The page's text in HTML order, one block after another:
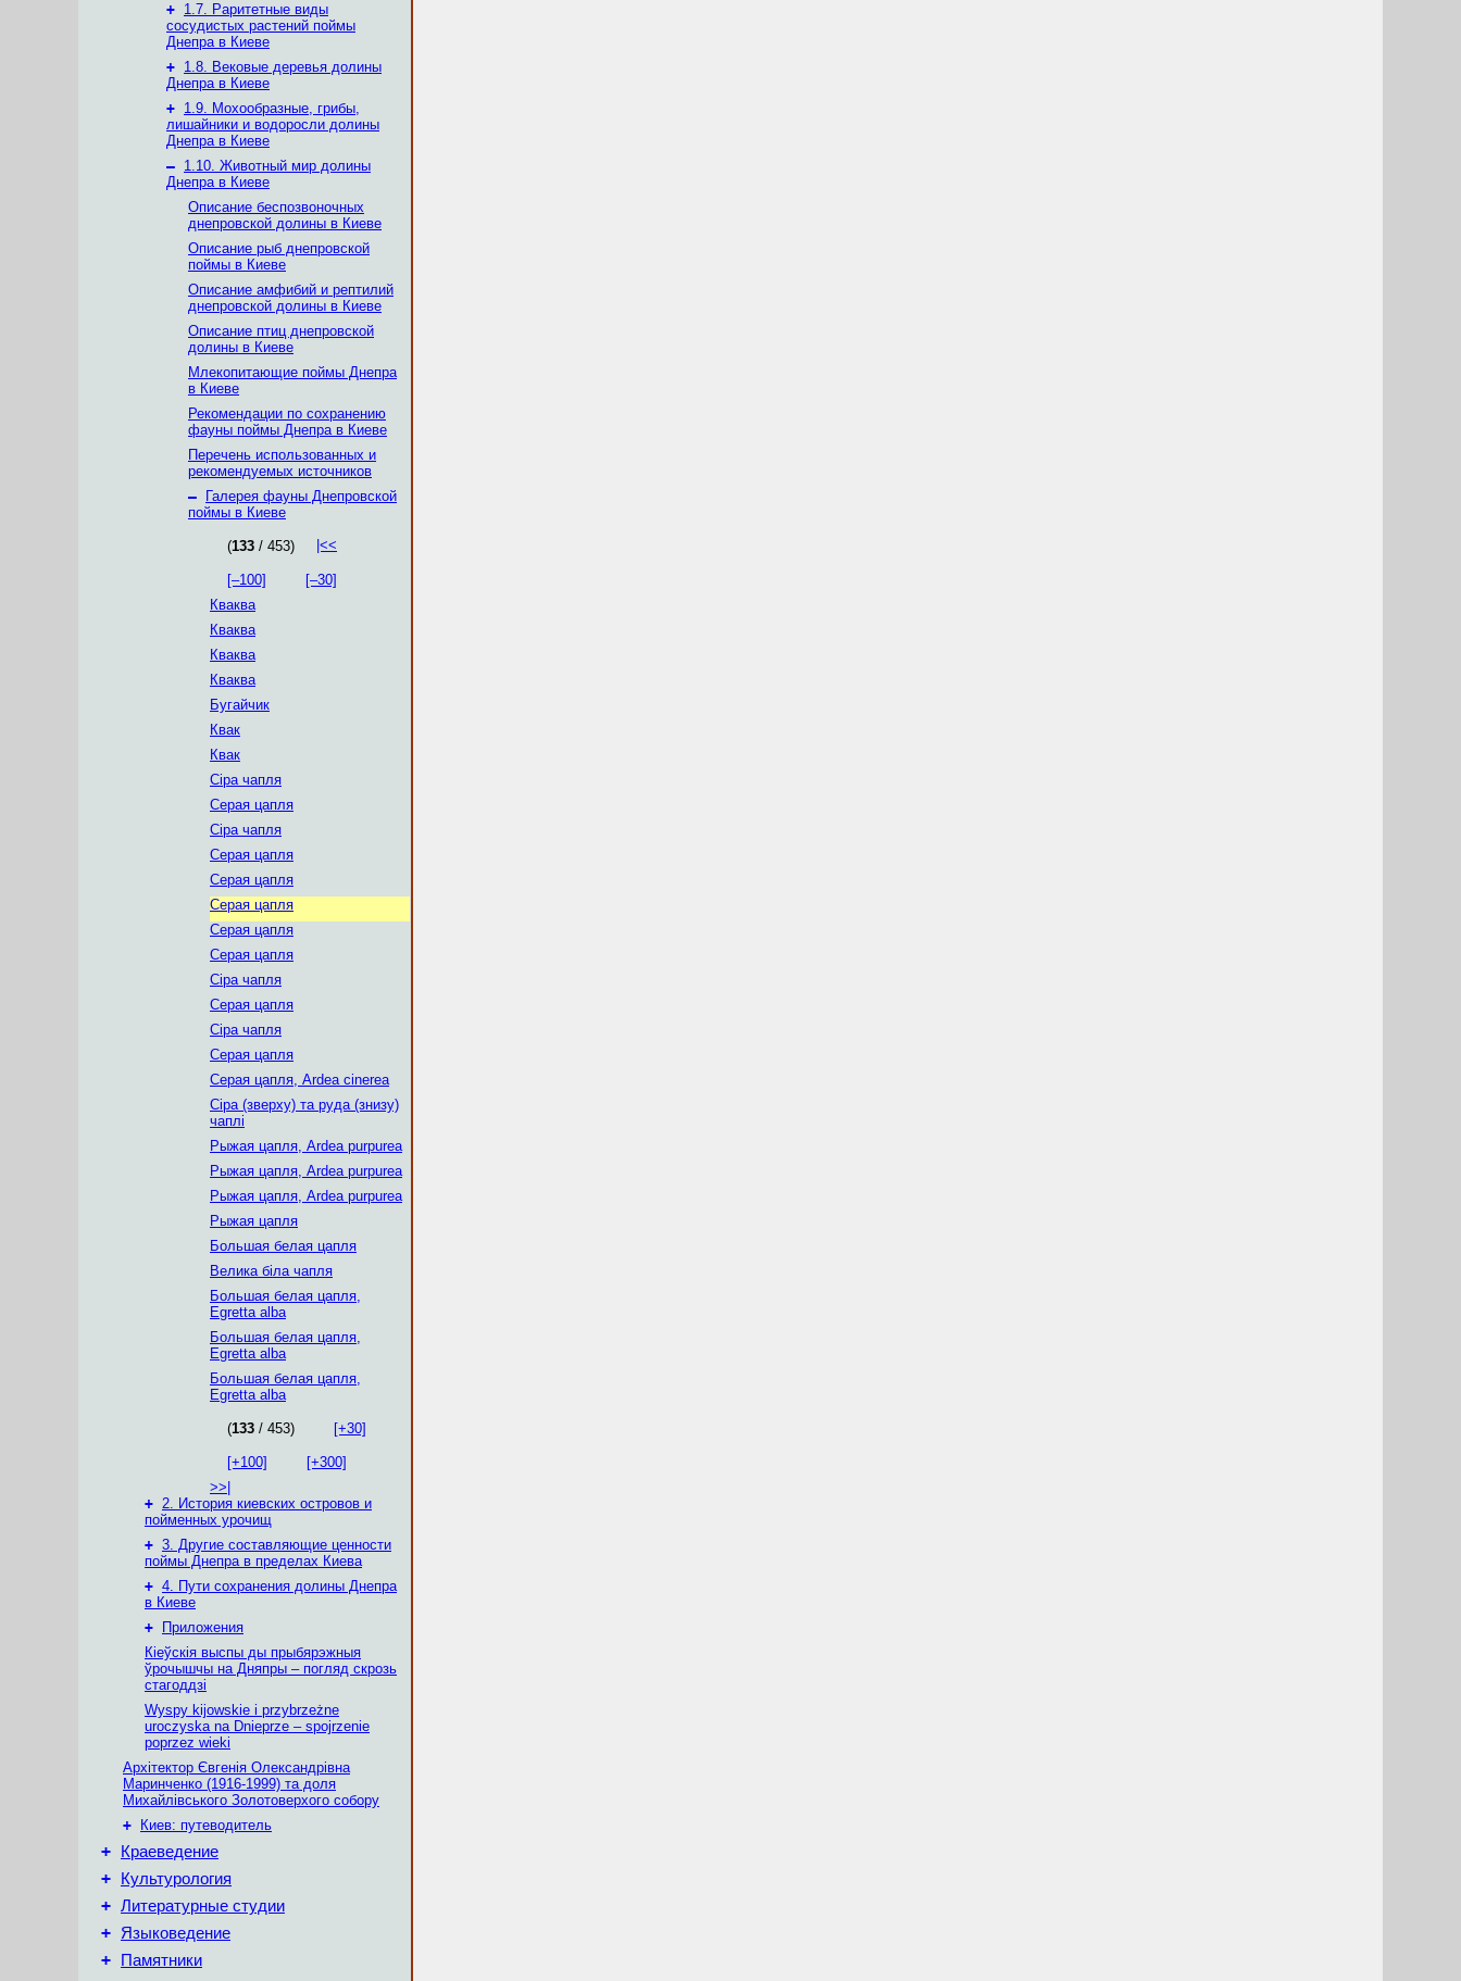
+ 1.7. Раритетные виды
сосудистых растений поймы
Днепра в Киеве
+ 1.8. Вековые деревья долины
Днепра в Киеве
+ 1.9. Мохообразные, грибы,
лишайники и водоросли долины
Днепра в Киеве
– 1.10. Животный мир долины
Днепра в Киеве
Описание беспозвоночных
днепровской долины в Киеве
Описание рыб днепровской
поймы в Киеве
Описание амфибий и рептилий
днепровской долины в Киеве
Описание птиц днепровской
долины в Киеве
Млекопитающие поймы Днепра
в Киеве
Рекомендации по сохранению
фауны поймы Днепра в Киеве
Перечень использованных и
рекомендуемых источников
–
Галерея фауны Днепровской
поймы в Киеве
(133 / 453) |<<
[–100]
[–30]
Кваква
Кваква
Кваква
Кваква
Бугайчик
Квак
Квак
Сіра чапля
Серая цапля
Сіра чапля
Серая цапля
Серая цапля
Серая цапля
Серая цапля
Серая цапля
Сіра чапля
Серая цапля
Сіра чапля
Серая цапля
Серая цапля, Ardea cinerea
Сіра (зверху) та руда (знизу)
чаплі
Рыжая цапля, Ardea purpurea
Рыжая цапля, Ardea purpurea
Рыжая цапля, Ardea purpurea
Рыжая цапля
Большая белая цапля
Велика біла чапля
Большая белая цапля,
Egretta alba
Большая белая цапля,
Egretta alba
Большая белая цапля,
Egretta alba
(133 / 453) [+30]
[+100]
[+300]
>>|
+ 2. История киевских островов и
пойменных урочищ
+ 3. Другие составляющие ценности
поймы Днепра в пределах Киева
+ 4. Пути сохранения долины Днепра
в Киеве
+
Приложения
Кіеўскія выспы ды прыбярэжныя
ўрочышчы на Дняпры – погляд скрозь
стагоддзі
Wyspy kijowskie i przybrzeżne
uroczyska na Dnieprze – spojrzenie
poprzez wieki
Архітектор Євгенія Олександрівна
Маринченко (1916-1999) та доля
Михайлівського Золотоверхого собору
+
Киев: путеводитель
+ Краеведение
+ Культурология
+ Литературные студии
+ Языковедение
+ Памятники